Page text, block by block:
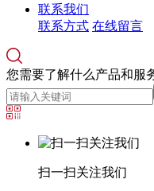
联系我们
联系方式 在线留言
您需要了解什么产品和服
扫一扫关注我们